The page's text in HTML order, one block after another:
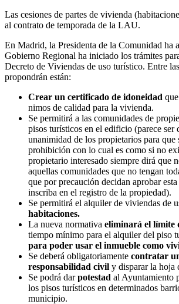
Las cesiones de partes de vivienda
al contrato de temporada de la LAU.
En Madrid, la Presidenta de la Comunidad ha
Gobierno Regional ha iniciado los trámites
Decreto de Viviendas de uso turí­stico. Entre
propondrán están:
Crear un certificado de idoneidad
nimos de calidad para la vivienda.
Se permitirá a las comunidades de
pisos turí­sticos en el edificio (parece ser
unanimidad de los propietarios para que
prohibición con lo cual es como si no
propietario interesado siempre dirá que
aquellas comunidades que no tengan
que por precaución decidan aprobar
inscriba en el registro de la propiedad).
Se permitirá el alquiler de viviendas de
habitaciones.
La nueva normativa eliminará el lí­mite
tiempo mí­nimo para el alquiler del piso
para poder usar el inmueble como
Se deberá obligatoriamente contratar
responsabilidad civil y disparar la hoja
Se podrá darpotestad al Ayuntamiento
los pisos turí­sticos en determinados
municipio.